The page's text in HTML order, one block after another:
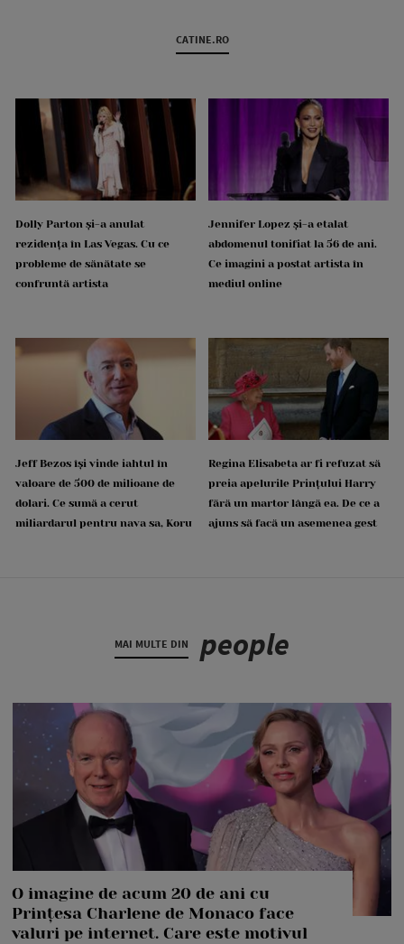
CATINE.RO
Dolly Parton și-a anulat
rezidența în Las Vegas. Cu ce
probleme de sănătate se
confruntă artista
Jennifer Lopez și-a etalat
abdomenul tonifiat la 56 de ani.
Ce imagini a postat artista în
mediul online
Jeff Bezos își vinde iahtul în
valoare de 500 de milioane de
dolari. Ce sumă a cerut
miliardarul pentru nava sa, Koru
Regina Elisabeta ar fi refuzat să
preia apelurile Prințului Harry
fără un martor lângă ea. De ce a
ajuns să facă un asemenea gest
MAI MULTE DIN people
O imagine de acum 20 de ani cu
Prințesa Charlene de Monaco face
valuri pe internet. Care este motivul